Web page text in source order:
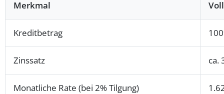
Merkmal
Kreditbetrag
Zinssatz ca.
Monatliche Rate (bei 2% Tilgung)